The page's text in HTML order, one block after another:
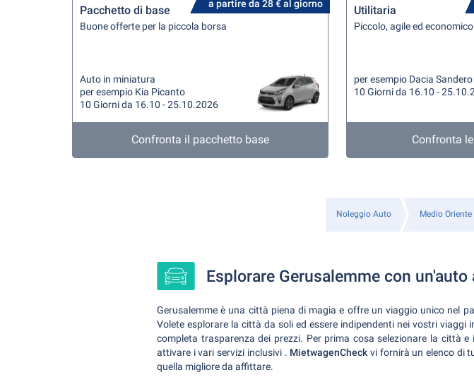
a partire da 28 € al giorno
Pacchetto di base
Buone offerte per la piccola borsa
Auto in miniatura
per esempio Kia Picanto
10 Giorni da 16.10 - 25.10.2026
Confronta il pacchetto base
Utilitaria
Piccolo, agile ed
per esempio Dacia Sandero
10 Giorni da 16.10 -
Confronta
Noleggio Auto Medio Oriente
Esplorare Gerusalemme con un'auto
Gerusalemme è una città piena di magia e offre un viaggio unico nel
Volete esplorare la città da soli ed essere indipendenti nei vostri
completa trasparenza dei prezzi. Per prima cosa selezionare la città
attivare i vari servizi inclusivi . MietwagenCheck vi fornirà un elenco di
quella migliore da affittare.